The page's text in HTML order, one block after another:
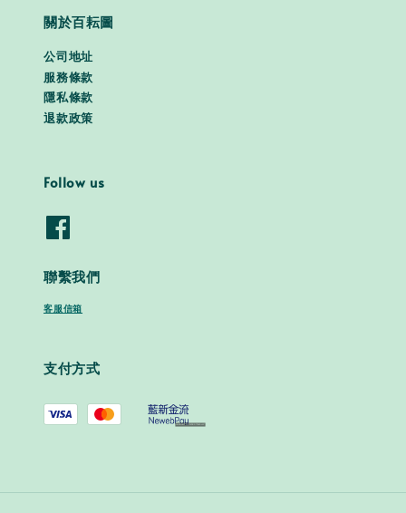
關於百耘圖
公司地址
服務條款
隱私條款
退款政策
Follow us
聯繫我們
客服信箱
支付方式